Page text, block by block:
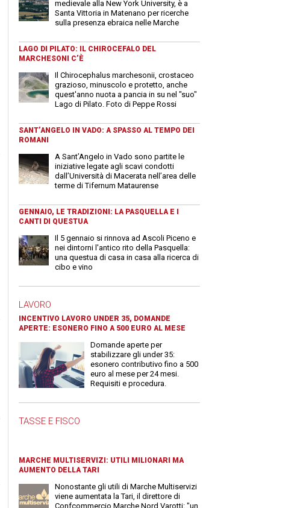
medievale alla New York University, è a
Santa Vittoria in Matenano per ricerche
sulla presenza ebraica nelle Marche
LAGO DI PILATO: IL CHIROCEFALO DEL
MARCHESONI C’È
Il Chirocephalus marchesonii, crostaceo
grazioso, minuscolo e protetto, anche
quest'anno nuota a pancia in su nel "suo"
Lago di Pilato. Foto di Peppe Rossi
SANT’ANGELO IN VADO: A SPASSO AL TEMPO DEI
ROMANI
A Sant’Angelo in Vado sono partite le
iniziative legate agli scavi condotti
dall’Università di Macerata nell’area delle
terme di Tifernum Mataurense
GENNAIO, LE TRADIZIONI: LA PASQUELLA E I
CANTI DI QUESTUA
Il 5 gennaio si rinnova ad Ascoli Piceno e
nei dintorni l'antico rito della Pasquella:
una questua di casa in casa alla ricerca di
cibo e vino
LAVORO
INCENTIVO LAVORO UNDER 35, DOMANDE
APERTE: ESONERO FINO A 500 EURO AL MESE
Domande aperte per
stabilizzare gli under 35:
esonero contributivo fino a 500
euro al mese per 24 mesi.
Requisiti e procedura.
TASSE E FISCO
MARCHE MULTISERVIZI: UTILI MILIONARI MA
AUMENTO DELLA TARI
Nonostante gli utili di Marche Multiservizi
viene aumentata la Tari, il direttore di
Confcommercio Marche Nord Varotti: "un